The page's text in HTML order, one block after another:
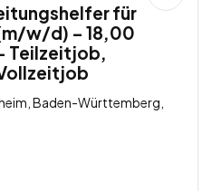
für
w/d) – 18,00
Teilzeitjob,
Baden-Württemberg,